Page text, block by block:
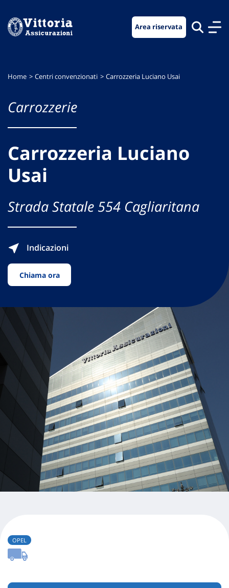
menu
contenuto
footer
Area riservata
Home Centri convenzionati Carrozzeria Luciano Usai
Carrozzerie
Carrozzeria Luciano
Usai
Strada Statale 554 Cagliaritana
Indicazioni
Chiama ora
OPEL